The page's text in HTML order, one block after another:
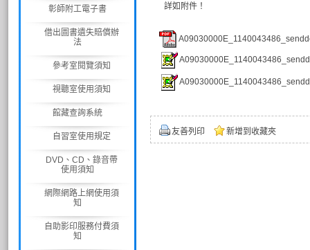
彰師附工電子書
借出圖書遺失賠償辦
法
參考室閱覽須知
視聽室使用須知
館藏查詢系統
自習室使用規定
DVD、CD、錄音帶
使用須知
網際網路上網使用須
知
自助影印服務付費須
知
詳如附件！
友善列印 新增到收藏夾